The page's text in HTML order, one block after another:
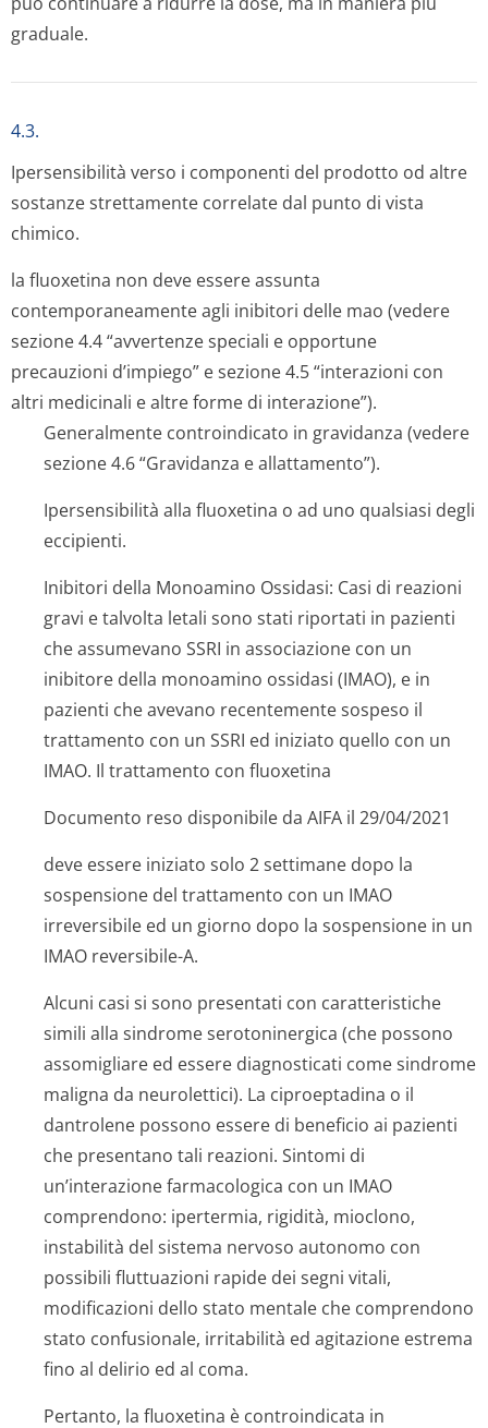
graduale.
4.3.
Ipersensibilità verso i componenti del prodotto od altre
sostanze strettamente correlate dal punto di vista
chimico.
la fluoxetina non deve essere assunta
contemporaneamente agli inibitori delle mao (vedere
sezione 4.4 “avvertenze speciali e opportune
precauzioni d’impiego” e sezione 4.5 “interazioni con
altri medicinali e altre forme di interazione”).
Generalmente controindicato in gravidanza (vedere
sezione 4.6 “Gravidanza e allattamento”).
Ipersensibilità alla fluoxetina o ad uno qualsiasi degli
eccipienti.
Inibitori della Monoamino Ossidasi: Casi di reazioni
gravi e talvolta letali sono stati riportati in pazienti
che assumevano SSRI in associazione con un
inibitore della monoamino ossidasi (IMAO), e in
pazienti che avevano recentemente sospeso il
trattamento con un SSRI ed iniziato quello con un
IMAO. Il trattamento con fluoxetina
Documento reso disponibile da AIFA il 29/04/2021
deve essere iniziato solo 2 settimane dopo la
sospensione del trattamento con un IMAO
irreversibile ed un giorno dopo la sospensione in un
IMAO reversibile-A.
Alcuni casi si sono presentati con caratteristiche
simili alla sindrome serotoninergica (che possono
assomigliare ed essere diagnosticati come sindrome
maligna da neurolettici). La ciproeptadina o il
dantrolene possono essere di beneficio ai pazienti
che presentano tali reazioni. Sintomi di
un’interazione farmacologica con un IMAO
comprendono: ipertermia, rigidità, mioclono,
instabilità del sistema nervoso autonomo con
possibili fluttuazioni rapide dei segni vitali,
modificazioni dello stato mentale che comprendono
stato confusionale, irritabilità ed agitazione estrema
fino al delirio ed al coma.
Pertanto, la fluoxetina è controindicata in